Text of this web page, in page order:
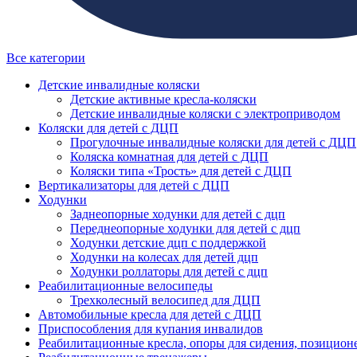
Все категории
Детские инвалидные коляски
Детские активные кресла-коляски
Детские инвалидные коляски с электроприводом
Коляски для детей с ДЦП
Прогулочные инвалидные коляски для детей с ДЦП
Коляска комнатная для детей с ДЦП
Коляски типа «Трость» для детей с ДЦП
Вертикализаторы для детей с ДЦП
Ходунки
Заднеопорные ходунки для детей с дцп
Переднеопорные ходунки для детей с дцп
Ходунки детские дцп с поддержкой
Ходунки на колесах для детей дцп
Ходунки роллаторы для детей с дцп
Реабилитационные велосипеды
Трехколесный велосипед для ДЦП
Автомобильные кресла для детей с ДЦП
Приспособления для купания инвалидов
Реабилитационные кресла, опоры для сидения,